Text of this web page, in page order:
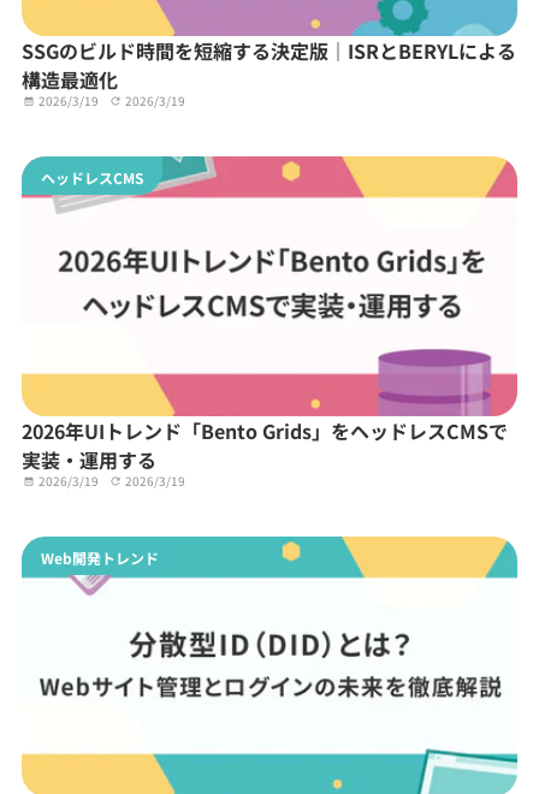
SSGのビルド時間を短縮する決定版｜ISRとBERYLによる
構造最適化
2026/3/19 2026/3/19
ヘッドレスCMS
2026年UIトレンド「Bento Grids」をヘッドレスCMSで
実装・運用する
2026/3/19 2026/3/19
Web開発トレンド